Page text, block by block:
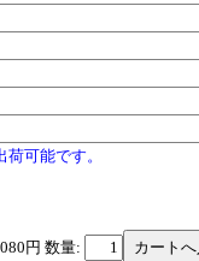
可能です。
円 数量: